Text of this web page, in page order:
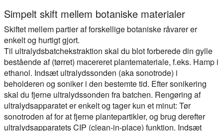
Simpelt skift mellem botaniske materialer
Skiftet mellem partier af forskellige botaniske råvarer er
enkelt og hurtigt gjort.
Til ultralydsbatchekstraktion skal du blot forberede din gylle
bestående af (tørret) macereret plantemateriale, f.eks. Hamp i
ethanol. Indsæt ultralydssonden (aka sonotrode) i
beholderen og soniker i den bestemte tid. Efter sonikering
skal du fjerne ultralydssonden fra batchen. Rengøring af
ultralydsapparatet er enkelt og tager kun et minut: Tør
sonotroden af for at fjerne plantepartikler, og brug derefter
ultralydsapparatets CIP (clean-in-place) funktion. Indsæt